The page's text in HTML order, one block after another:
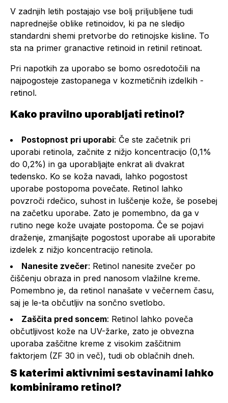
V zadnjih letih postajajo vse bolj priljubljene tudi
naprednejše oblike retinoidov, ki pa ne sledijo
standardni shemi pretvorbe do retinojske kisline. To
sta na primer granactive retinoid in retinil retinoat.
Pri napotkih za uporabo se bomo osredotočili na
najpogosteje zastopanega v kozmetičnih izdelkih -
retinol.
Kako pravilno uporabljati retinol?
Postopnost pri uporabi: Če ste začetnik pri
uporabi retinola, začnite z nižjo koncentracijo (0,1%
do 0,2%) in ga uporabljajte enkrat ali dvakrat
tedensko. Ko se koža navadi, lahko pogostost
uporabe postopoma povečate. Retinol lahko
povzroči rdečico, suhost in luščenje kože, še posebej
na začetku uporabe. Zato je pomembno, da ga v
rutino nege kože uvajate postopoma. Če se pojavi
draženje, zmanjšajte pogostost uporabe ali uporabite
izdelek z nižjo koncentracijo retinola.
Nanesite zvečer: Retinol nanesite zvečer po
čiščenju obraza in pred nanosom vlažilne kreme.
Pomembno je, da retinol nanašate v večernem času,
saj je le-ta občutljiv na sončno svetlobo.
Zaščita pred soncem: Retinol lahko poveča
občutljivost kože na UV-žarke, zato je obvezna
uporaba zaščitne kreme z visokim zaščitnim
faktorjem (ZF 30 in več), tudi ob oblačnih dneh.
S katerimi aktivnimi sestavinami lahko
kombiniramo retinol?